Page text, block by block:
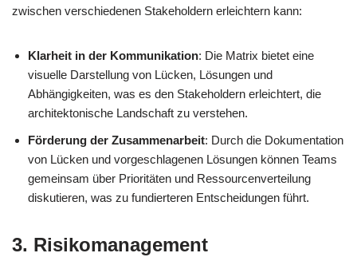
zwischen verschiedenen Stakeholdern erleichtern kann:
Klarheit in der Kommunikation: Die Matrix bietet eine
visuelle Darstellung von Lücken, Lösungen und
Abhängigkeiten, was es den Stakeholdern erleichtert, die
architektonische Landschaft zu verstehen.
Förderung der Zusammenarbeit: Durch die Dokumentation
von Lücken und vorgeschlagenen Lösungen können Teams
gemeinsam über Prioritäten und Ressourcenverteilung
diskutieren, was zu fundierteren Entscheidungen führt.
3. Risikomanagement